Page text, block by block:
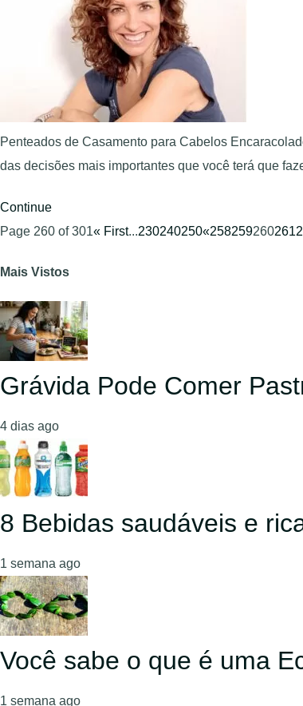
Penteados de Casamento para Cabelos
das decisões mais importantes que você terá que
Continue
Page 260 of 301« First...230240250«258259260261
Mais Vistos
Grávida Pode Comer
4 dias ago
8 Bebidas saudáveis e
1 semana ago
Você sabe o que é uma
1 semana ago